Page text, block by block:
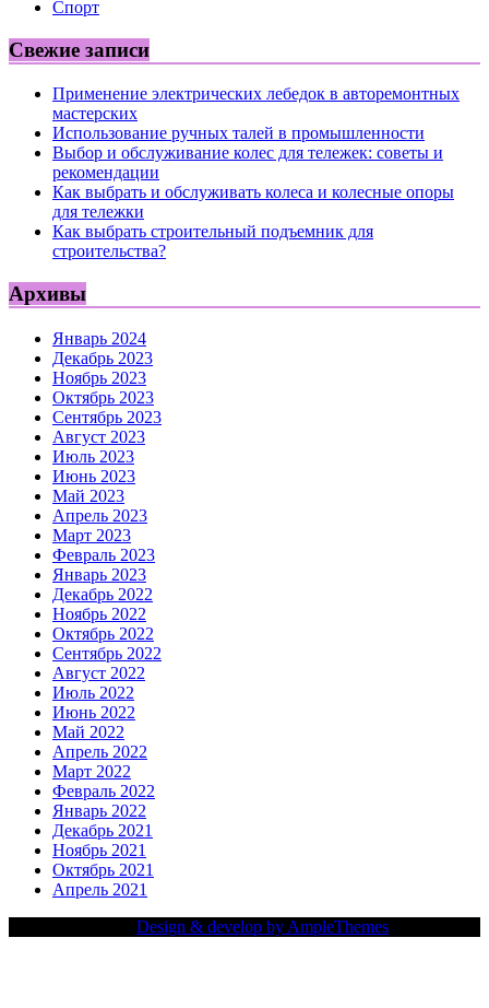
Спорт
Свежие записи
Применение электрических лебедок в авторемонтных
мастерских
Использование ручных талей в промышленности
Выбор и обслуживание колес для тележек: советы и
рекомендации
Как выбрать и обслуживать колеса и колесные опоры
для тележки
Как выбрать строительный подъемник для
строительства?
Архивы
Январь 2024
Декабрь 2023
Ноябрь 2023
Октябрь 2023
Сентябрь 2023
Август 2023
Июль 2023
Июнь 2023
Май 2023
Апрель 2023
Март 2023
Февраль 2023
Январь 2023
Декабрь 2022
Ноябрь 2022
Октябрь 2022
Сентябрь 2022
Август 2022
Июль 2022
Июнь 2022
Май 2022
Апрель 2022
Март 2022
Февраль 2022
Январь 2022
Декабрь 2021
Ноябрь 2021
Октябрь 2021
Апрель 2021
Design & develop by AmpleThemes